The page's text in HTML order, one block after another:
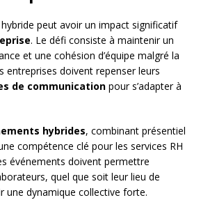
peut avoir un impact significatif
. Le défi consiste à maintenir un
et une cohésion d’équipe malgré la
entreprises doivent repenser leurs
de communication pour s’adapter à
hybrides, combinant présentiel
compétence clé pour les services RH
événements doivent permettre
quel que soit leur lieu de
une dynamique collective forte.